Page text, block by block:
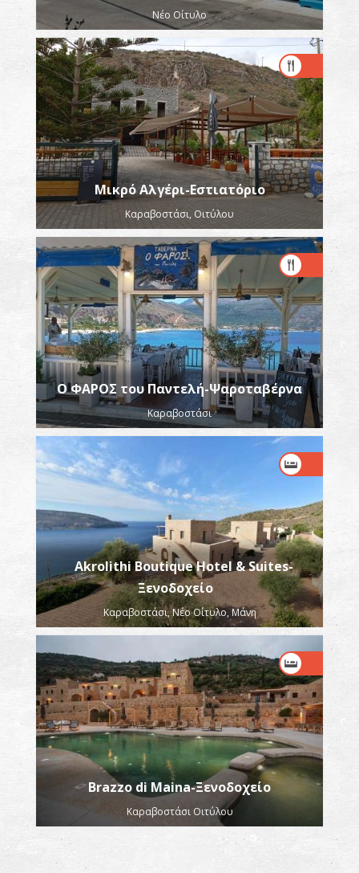
Νέο Οίτυλο
Μικρό Αλγέρι-Εστιατόριο
Καραβοστάσι, Οιτύλου
O ΦΑΡΟΣ του Παντελή-Ψαροταβέρνα
Καραβοστάσι
Akrolithi Boutique Hotel & Suites-
Ξενοδοχείο
Καραβοστάσι, Νέο Οίτυλο, Μάνη
Brazzo di Maina-Ξενοδοχείο
Καραβοστάσι Οιτύλου